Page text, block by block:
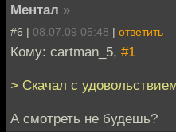
Ментал »
#6 | 08.07.09 05:48 | ответить
Кому: cartman_5, #1
> Скачал с
А смотреть не будешь?